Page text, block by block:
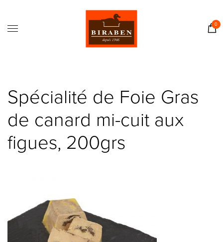
0
Contact
Spécialité de Foie Gras
de canard mi-cuit aux
figues, 200grs